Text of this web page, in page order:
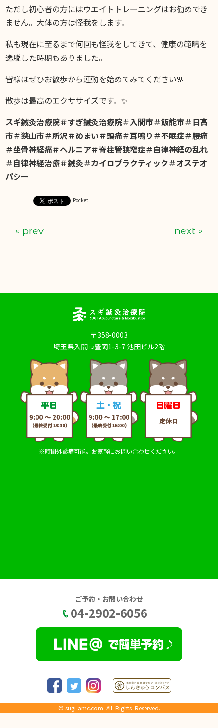
ただし初心者の方にはウエイトトレーニングはお勧めでき
ません。大体の方は怪我をします。
私も現在に至るまで何回も怪我をしてきて、健康の範疇を
逸脱した時期もありました。
皆様はぜひお散歩から運動を始めてみてください🌸
散歩は最高のエクササイズです。✨
スギ鍼灸治療院＃すぎ鍼灸治療院＃入間市＃飯能市＃日高
市＃狭山市＃所沢＃めまい＃頭痛＃耳鳴り＃不眠症＃腰痛
＃坐骨神経痛＃ヘルニア＃脊柱管狭窄症＃自律神経の乱れ
＃自律神経治療＃鍼灸＃カイロプラクティック＃オステオ
パシー
Pocket
« prev next »
〒358-0003
埼玉県入間市豊岡1-3-7 池田ビル2階
※時間外診療可能。お気軽にお問い合わせください。
ご予約・お問い合わせ
04-2902-6056
© sugi-amc.com All Rights Reserved.